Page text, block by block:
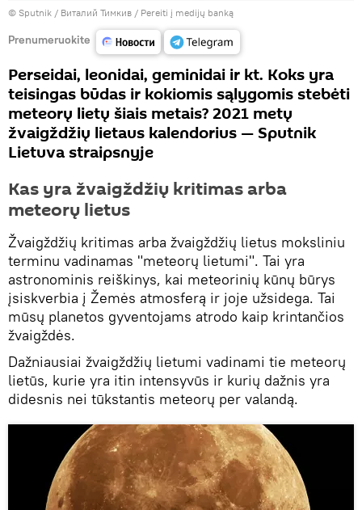
© Sputnik / Виталий Тимкив / Pereiti į medijų banką
Prenumeruokite
Perseidai, leonidai, geminidai ir kt. Koks yra
teisingas būdas ir kokiomis sąlygomis stebėti
meteorų lietų šiais metais? 2021 metų
žvaigždžių lietaus kalendorius — Sputnik
Lietuva straipsnyje
Kas yra žvaigždžių kritimas arba
meteorų lietus
Žvaigždžių kritimas arba žvaigždžių lietus moksliniu
terminu vadinamas "meteorų lietumi". Tai yra
astronominis reiškinys, kai meteorinių kūnų būrys
įsiskverbia į Žemės atmosferą ir joje užsidega. Tai
mūsų planetos gyventojams atrodo kaip krintančios
žvaigždės.
Dažniausiai žvaigždžių lietumi vadinami tie meteorų
lietūs, kurie yra itin intensyvūs ir kurių dažnis yra
didesnis nei tūkstantis meteorų per valandą.